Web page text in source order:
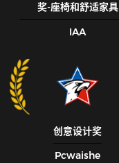
奖-座椅和舒适家具
IAA
创意设计奖
Pcwaishe